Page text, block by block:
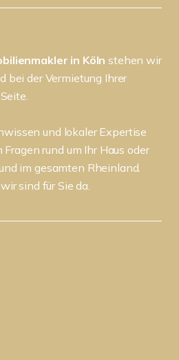
in Kölnstehen wir
bei der Vermietung Ihrer
und lokaler Expertise
rund um Ihr Haus oder
im gesamten Rheinland.
sind für Sie da.